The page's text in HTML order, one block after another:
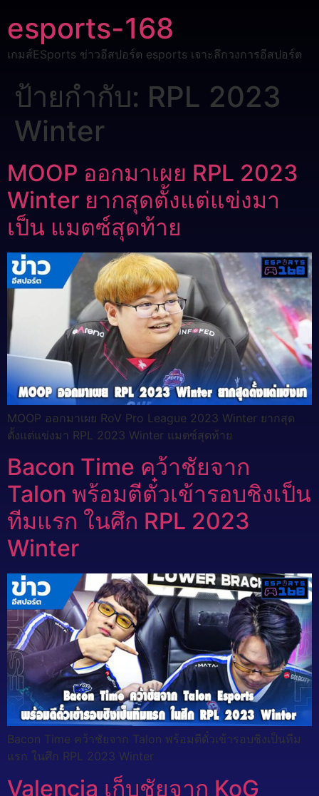
esports-168
เกมส์ESports ข่าวอีสปอร์ต esports เจาะลึกวงการอีสปอร์ต
ป้ายกำกับ: RPL 2023
Winter
MOOP ออกมาเผย RPL 2023
Winter ยากสุดตั้งแต่แข่งมา
เป็น แมตซ์สุดท้าย
MOOP ออกมาเผย RoV Pro League 2023 Winter ยากสุด
ตั้งแต่แข่งมา RPL 2023 Winter แมตซ์สุดท้าย
Bacon Time คว้าชัยจาก
Talon พร้อมตีตั๋วเข้ารอบชิงเป็น
ทีมแรก ในศึก RPL 2023
Winter
Bacon Time คว้าชัยจาก Talon พร้อมตีตั๋วเข้ารอบชิงเป็นทีม
แรก ในศึก RPL 2023 Winter
Valencia เก็บชัยจาก KoG